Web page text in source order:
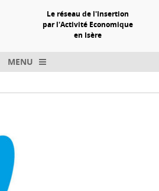
Le réseau de l'Insertion
par l'Activité Economique
en Isère
MENU